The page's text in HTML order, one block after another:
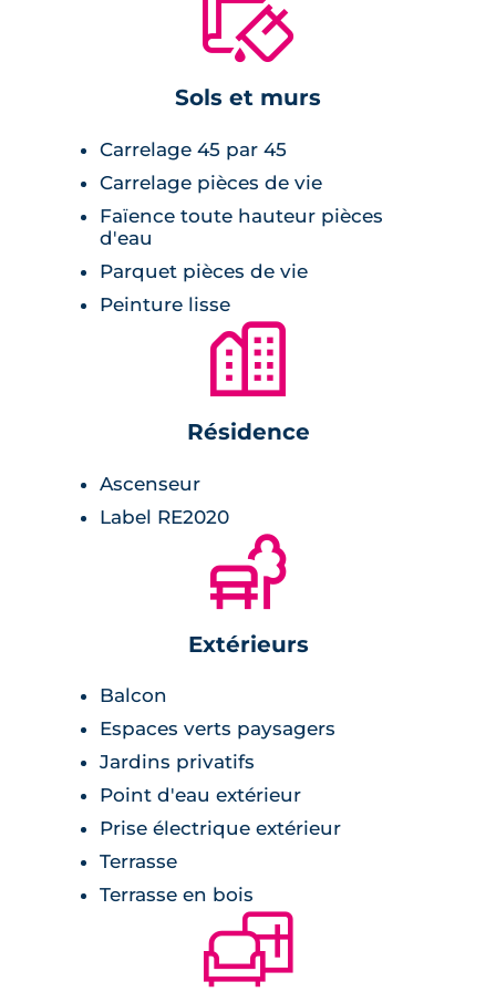
environnement serein et agréable. Les
prestations de standing incluent climatisation
réversible et parquet dans les chambres,
confortable.
🔨
Sols et murs
Carrelage 45 par 45
Carrelage pièces de vie
Faïence toute hauteur pièces
d'eau
Parquet pièces de vie
Peinture lisse
🏙
Résidence
Ascenseur
Label RE2020
🌲
Extérieurs
Balcon
Espaces verts paysagers
Jardins privatifs
Point d'eau extérieur
Prise électrique extérieur
Terrasse
Terrasse en bois
🛋